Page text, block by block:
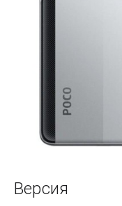
Trade-In
Версия